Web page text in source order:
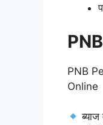
PNB
Online